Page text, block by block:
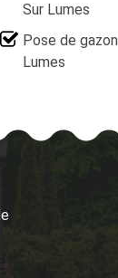
Sur Lumes
Pose de
Lumes